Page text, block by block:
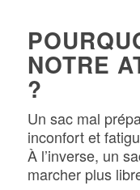
NOTRE
?
Un sac mal
inconfort et
À l’inverse, un
marcher plus